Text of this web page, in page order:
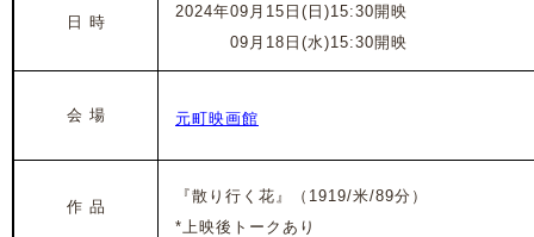
日 時
2024年09月15日(日)15:30開映
09月18日(水)15:30開映
会 場 元町映画館
作 品
『散り行く花』
（1919/米/89分）
*上映後トークあり